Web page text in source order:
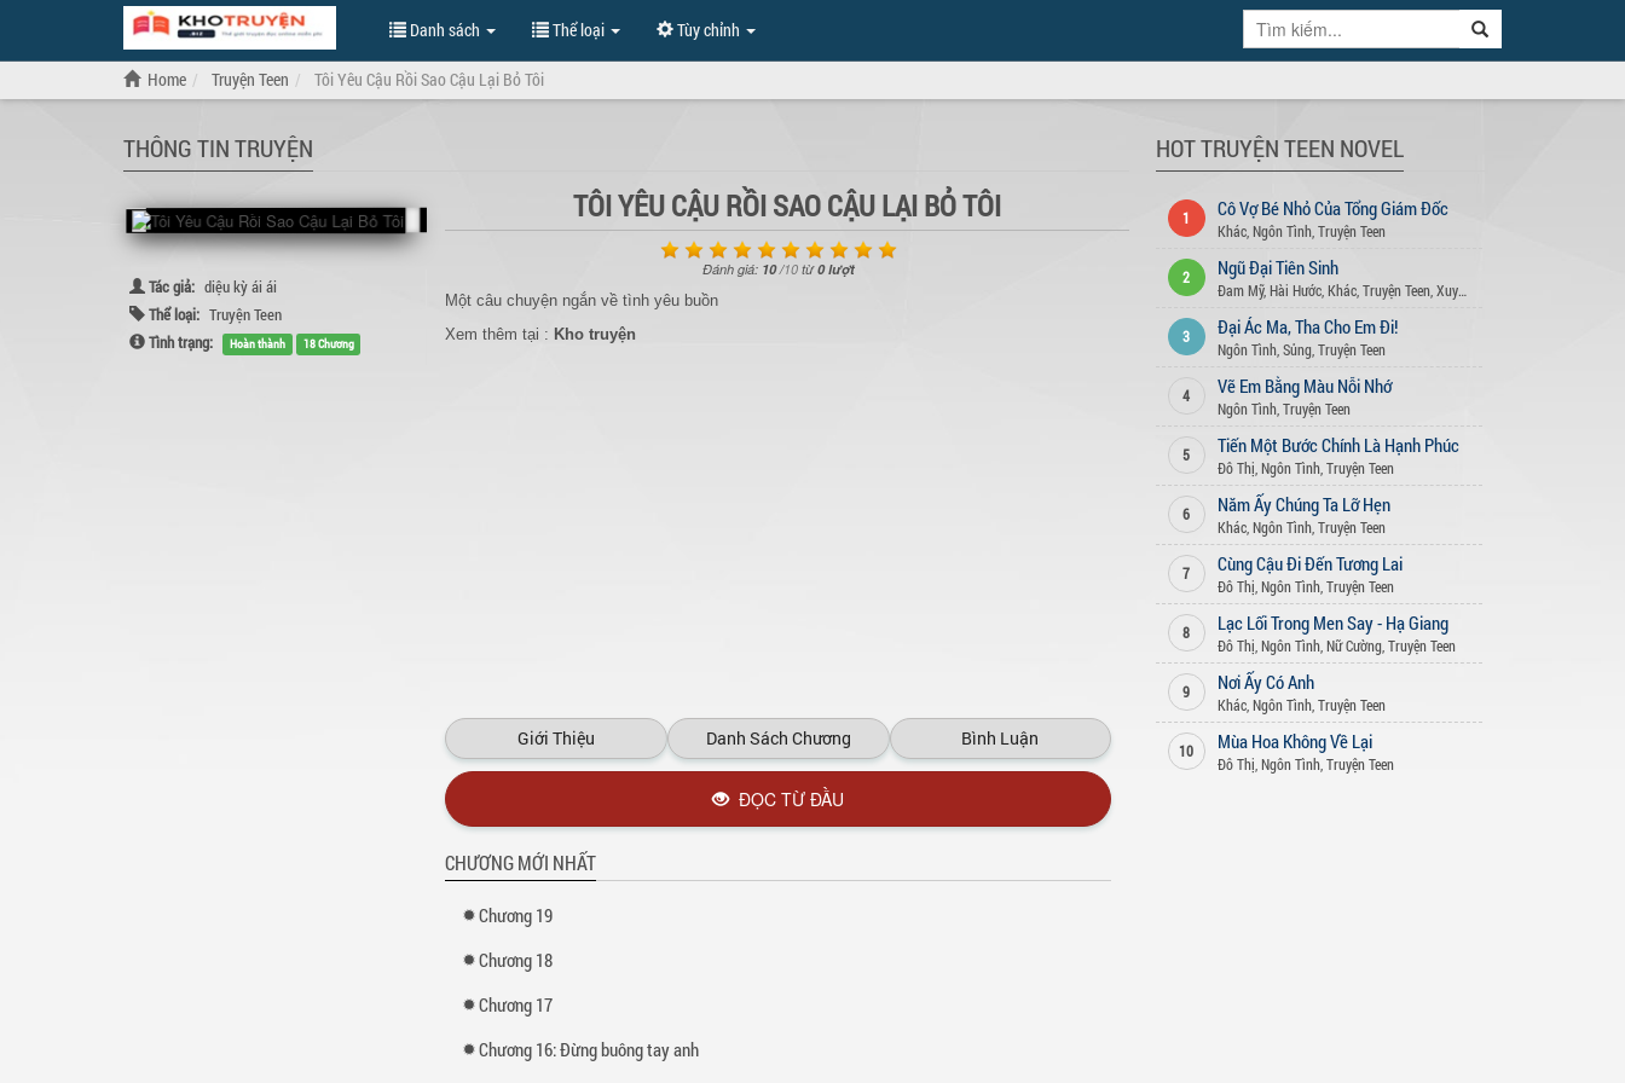
Danh sách Thể loại Tùy chỉnh
Home Truyện Teen Tôi Yêu Cậu Rồi Sao Cậu Lại Bỏ Tôi
THÔNG TIN TRUYỆN
TÔI YÊU CẬU RỒI SAO CẬU LẠI BỎ TÔI
Tác giả: diệu kỳ ái ái
Thể loại: Truyện Teen
Tình trạng:
Hoàn thành 18 Chương
Đánh giá: 10/10từ0 lượt
Một câu chuyện ngắn về tình yêu buồn
Xem thêm tại : Kho truyện
Giới Thiệu Danh Sách Chương Bình Luận
ĐỌC TỪ ĐẦU
CHƯƠNG MỚI NHẤT
Chương 19
Chương 18
Chương 17
Chương 16: Đừng buông tay anh
HOT TRUYỆN TEEN NOVEL
1 Cô Vợ Bé Nhỏ Của Tổng Giám Đốc
Khác, Ngôn Tình, Truyện Teen
2 Ngũ Đại Tiên Sinh
Đam Mỹ, Hài Hước, Khác, Truyện Teen Xuyên Không
3 Đại Ác Ma, Tha Cho Em Đi!
Ngôn Tình, Sủng Truyện Teen
4 Vẽ Em Bằng Màu Nỗi Nhớ
Ngôn Tình, Truyện Teen
5 Tiến Một Bước Chính Là Hạnh Phúc
Đô Thị Ngôn Tình, Truyện Teen
6 Năm Ấy Chúng Ta Lỡ Hẹn
Khác, Ngôn Tình, Truyện Teen
7 Cùng Cậu Đi Đến Tương Lai
Đô Thị Ngôn Tình, Truyện Teen
8 Lạc Lối Trong Men Say - Hạ Giang
Đô Thị Ngôn Tình, Nữ Cường, Truyện Teen
9 Nơi Ấy Có Anh
Khác, Ngôn Tình, Truyện Teen
10 Mùa Hoa Không Về Lại
Đô Thị Ngôn Tình, Truyện Teen